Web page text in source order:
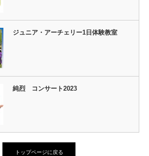
ジュニア・アーチェリー1日体験教室
純烈 コンサート2023
トップページに戻る